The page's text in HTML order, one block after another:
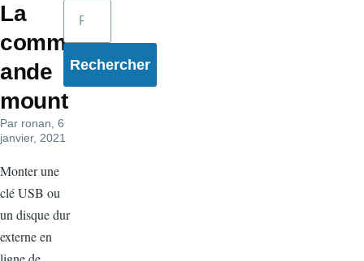
d'Ariane
La
comm
ande
mount
Par ronan , 6
janvier, 2021
Monter une
clé USB ou
un disque dur
externe en